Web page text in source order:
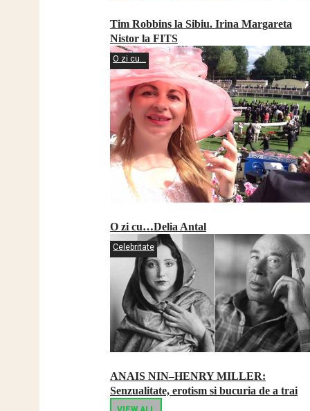
Tim Robbins la Sibiu. Irina Margareta
Nistor la FITS
O zi cu...
O zi cu…Delia Antal
Celebritate
ANAIS NIN–HENRY MILLER:
Senzualitate, erotism si bucuria de a trai